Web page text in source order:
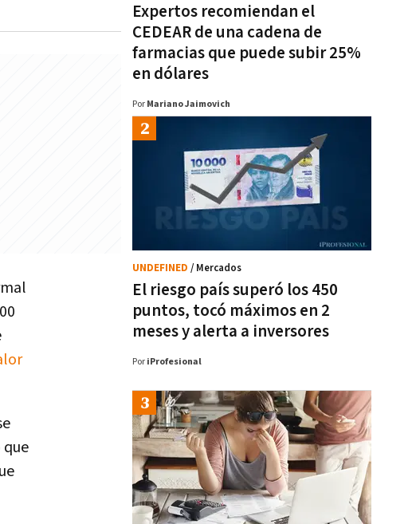
que
Expertos recomiendan el
CEDEAR de una cadena de
farmacias que puede subir 25%
en dólares
Por Mariano Jaimovich
El riesgo país superó los 450
puntos, tocó máximos en 2
meses y alerta a inversores
UNDEFINED / Mercados
Por iProfesional